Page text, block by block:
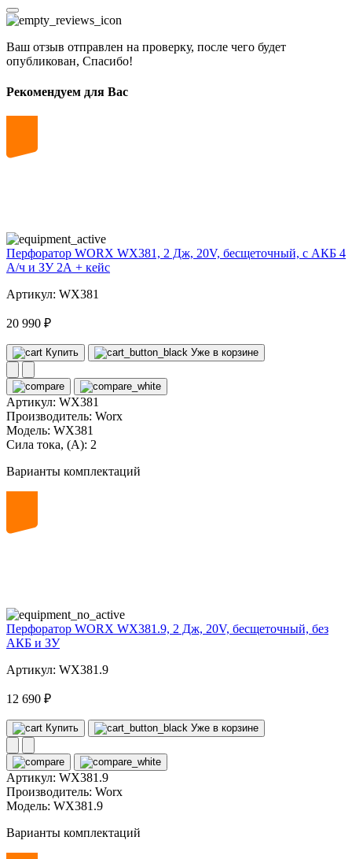
Ваш отзыв отправлен на проверку, после чего будет
опубликован, Спасибо!
Рекомендуем для Вас
Перфоратор WORX WX381, 2 Дж, 20V, бесщеточный, с АКБ 4
А/ч и ЗУ 2А + кейс
Артикул: WX381
20 990 ₽
Купить Уже в корзине
Артикул: WX381
Производитель: Worx
Модель: WX381
Сила тока, (А): 2
Варианты комплектаций
Перфоратор WORX WX381.9, 2 Дж, 20V, бесщеточный, без
АКБ и ЗУ
Артикул: WX381.9
12 690 ₽
Купить Уже в корзине
Артикул: WX381.9
Производитель: Worx
Модель: WX381.9
Варианты комплектаций